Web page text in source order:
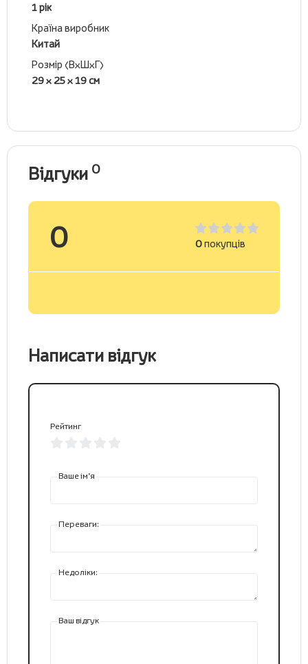
1 рік
Країна виробник
Китай
Розмір (ВхШхГ)
29 x 25 x 19 см
Відгуки 0
0 0покупців
Написати відгук
Рейтинг
Ваше ім’я
Переваги:
Недоліки:
Ваш відгук